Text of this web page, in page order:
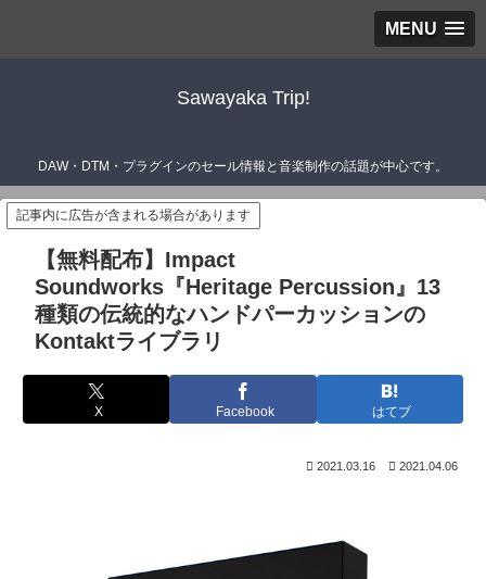
MENU
Sawayaka Trip!
DAW・DTM・プラグインのセール情報と音楽制作の話題が中心です。
記事内に広告が含まれる場合があります
【無料配布】Impact
Soundworks『Heritage Percussion』13
種類の伝統的なハンドパーカッションの
Kontaktライブラリ
X Facebook はてブ
2021.03.16 2021.04.06